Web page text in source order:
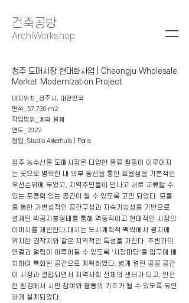
건축공방
ArchiWorkshop
청주 도매시장 현대화사업 | Cheongju Wholesale
Market Modernization Project
대지위치_청주시, 대한민국
면적_57,730 m2
작업범위_계획 설계
연도_2022
협업_ Studio Akkerhuis | Paris
청주 농수산물 도매시장은 다양한 물류 활동이 이루어지
는 곳으로 명확한 내 외부 동선을 통한 효율성을 기본적인
우선순위에 두었고, 지역주민들이 만나고 서로 교류할 수
있는 포용력 있는 공간이 될 수 있도록 고민 되었다. 모듈
을 통한 가변성적인 공간구성과 지속가능성을 기반으로
설계된 박공지붕형태를 통해 역동적이고 현대적인 시장의
이미지를 제안한다.대지는 도시계획적 맥락에서 평지에
위치한 경작지와 같은 지역적인 특성을 가진다. 주변과의
연결과 열림이 이루어질 수 있도록 '시장마당'을 입구에 배
치하여 특화된 공간으로 계획하였다. 넓게 열린 공공 공간
이 시장과 결합되면서 지역사회 전체의 센터가 되고, 안전
한 환경에서 시민 참여와 활동의 기초가 될 수 있도록 유연
하게 설계되었다.